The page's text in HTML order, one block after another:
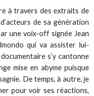
à travers des extraits de
de sa génération
une voix-off signée Jean
qui va assister lui-
s’y cantonne
mise en abyme puisque
De temps, à autre, je
pour voir ses réactions,